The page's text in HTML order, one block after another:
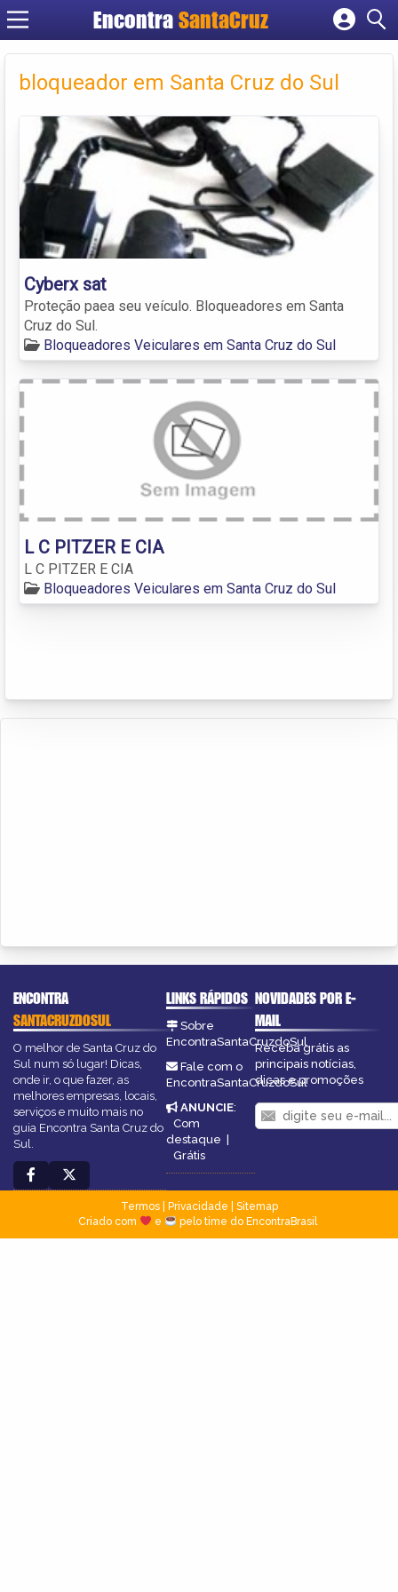
Encontra
Cadastrar empresa
Criar conta
bloqueador em Santa Cruz do Sul
Cyberx sat
Proteção paea seu veículo. Bloqueadores em Santa
Cruz do Sul.
Bloqueadores Veiculares em Santa Cruz do Sul
L C PITZER E CIA
L C PITZER E CIA
Bloqueadores Veiculares em Santa Cruz do Sul
ENCONTRA
SANTACRUZDOSUL
O melhor de Santa Cruz do
Sul num só lugar! Dicas,
onde ir, o que fazer, as
melhores empresas, locais,
serviços e muito mais no
guia Encontra Santa Cruz do
Sul.
LINKS RÁPIDOS
Sobre
EncontraSantaCruzdoSul
Fale com o
EncontraSantaCruzdoSul
ANUNCIE:
Com
destaque |
Grátis
NOVIDADES POR E-
MAIL
Receba grátis as
principais notícias,
dicas e promoções
Termos| Privacidade
Sitemap
Criado com
e pelo time do EncontraBrasil